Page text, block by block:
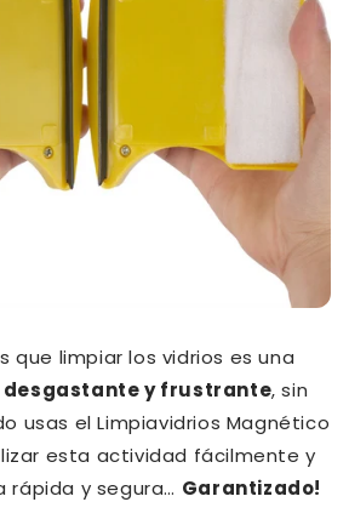
que limpiar los vidrios es una
y frustrante, sin
usas el Limpiavidrios Magnético
esta actividad fácilmente y
rápida y segura… Garantizado!